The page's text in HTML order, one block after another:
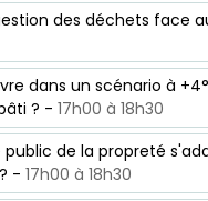
des déchets
dans un scénario à
? -
17h00 à 18h30
public de la propreté
-
17h00 à 18h30